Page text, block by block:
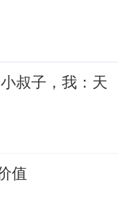
叔子，我：天
值